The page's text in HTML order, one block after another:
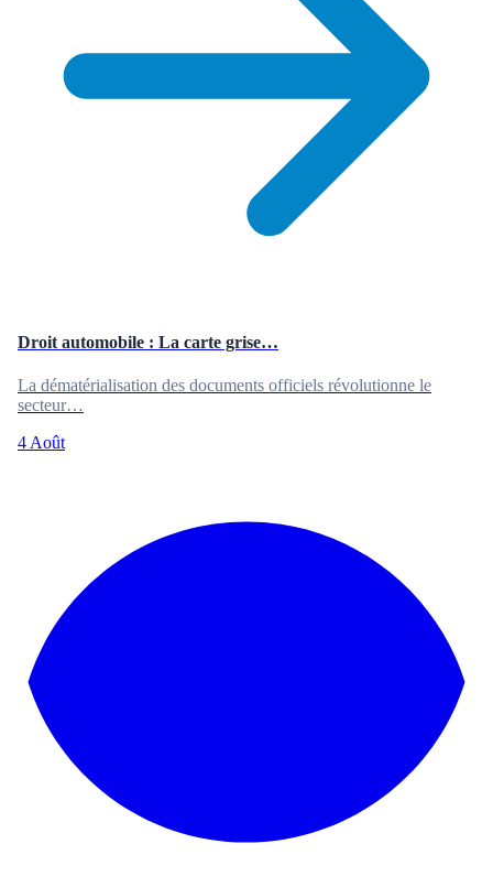
Droit automobile : La carte grise…
La dématérialisation des documents officiels révolutionne le
secteur…
4 Août